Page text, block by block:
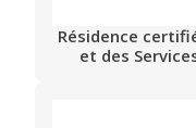
Résidence
et des